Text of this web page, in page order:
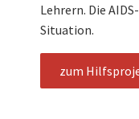
Lehrern. Die
Situation.
zum